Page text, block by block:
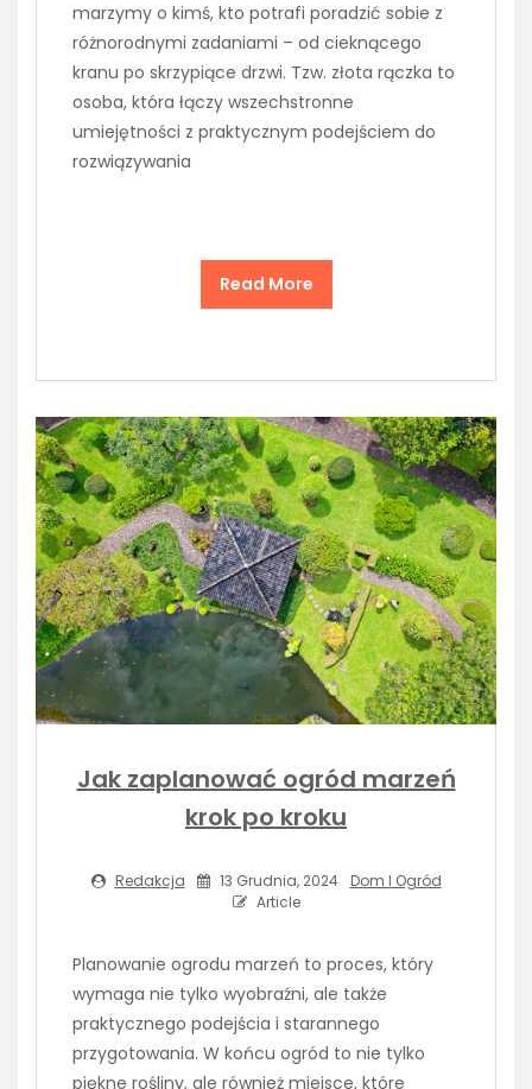
marzymy o kimś, kto potrafi poradzić sobie z
różnorodnymi zadaniami – od cieknącego
kranu po skrzypiące drzwi. Tzw. złota rączka to
osoba, która łączy wszechstronne
umiejętności z praktycznym podejściem do
rozwiązywania
Read More
Jak zaplanować ogród marzeń
krok po kroku
Redakcja 13 Grudnia, 2024
Dom I Ogród
Article
Planowanie ogrodu marzeń to proces, który
wymaga nie tylko wyobraźni, ale także
praktycznego podejścia i starannego
przygotowania. W końcu ogród to nie tylko
piękne rośliny, ale również miejsce, które